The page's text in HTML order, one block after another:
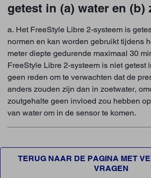
getest in (a) water en (b)
a. Het FreeStyle Libre 2-systeem is
normen en kan worden gebruikt tijdens
meter diepte gedurende maximaal 30
FreeStyle Libre 2-systeem is niet getest
geen reden om te verwachten dat de
anders zouden zijn dan in zoetwater,
zoutgehalte geen invloed zou hebben
van water om in de sensor te komen.
TERUG NAAR DE PAGINA MET
VRAGEN